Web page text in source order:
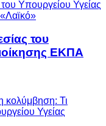
του
ΕΚΠΑ